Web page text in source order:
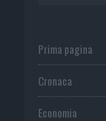
Prima pagina
Cronaca
Economia